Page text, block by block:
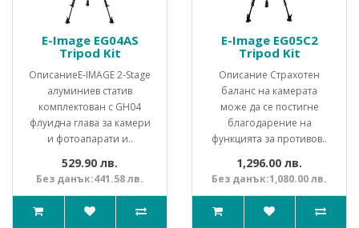
E-Image EG04AS
Tripod Kit
ОписаниеE-IMAGE 2-Stage
алуминиев статив
комплектован с GH04
флуидна глава за камери
и фотоапарати и..
529.90 лв.
Без данък:441.58 лв.
E-Image EG05C2
Tripod Kit
Описание Страхотен
баланс на камерата
може да се постигне
благодарение на
функцията за противов..
1,296.00 лв.
Без данък:1,080.00 лв.